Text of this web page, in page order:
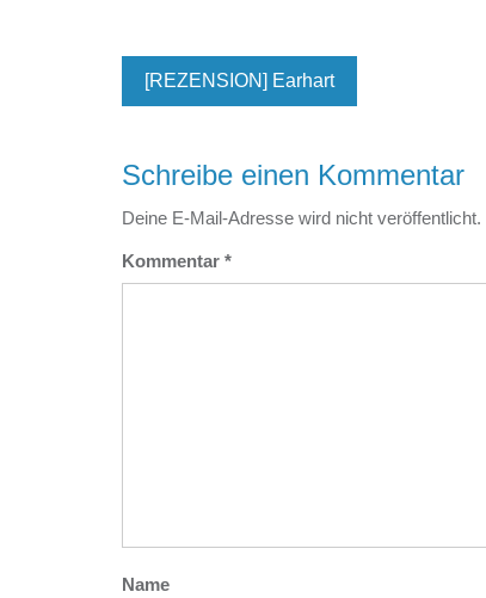
[REZENSION] Earhart
Schreibe einen Kommentar
Deine E-Mail-Adresse wird nicht veröffentlicht.
Kommentar *
Name